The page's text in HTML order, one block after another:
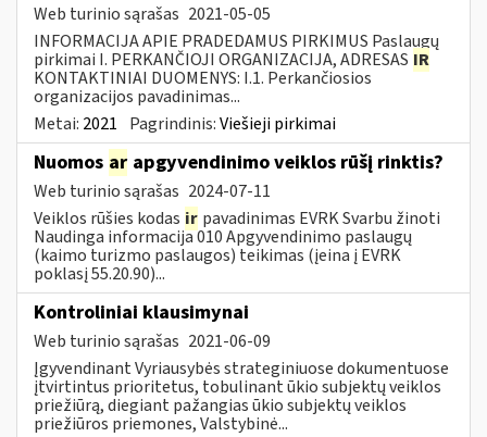
Web turinio sąrašas 2021-05-05
INFORMACIJA APIE PRADEDAMUS PIRKIMUS Paslaugų
pirkimai I. PERKANČIOJI ORGANIZACIJA, ADRESAS IR
KONTAKTINIAI DUOMENYS: I.1. Perkančiosios
organizacijos pavadinimas...
Metai: 2021 Pagrindinis:Viešieji pirkimai
Nuomos ar apgyvendinimo veiklos rūšį rinktis?
Web turinio sąrašas 2024-07-11
Veiklos rūšies kodas ir pavadinimas EVRK Svarbu žinoti
Naudinga informacija 010 Apgyvendinimo paslaugų
(kaimo turizmo paslaugos) teikimas (įeina į EVRK
poklasį 55.20.90)...
Kontroliniai klausimynai
Web turinio sąrašas 2021-06-09
Įgyvendinant Vyriausybės strateginiuose dokumentuose
įtvirtintus prioritetus, tobulinant ūkio subjektų veiklos
priežiūrą, diegiant pažangias ūkio subjektų veiklos
priežiūros priemones, Valstybinė...